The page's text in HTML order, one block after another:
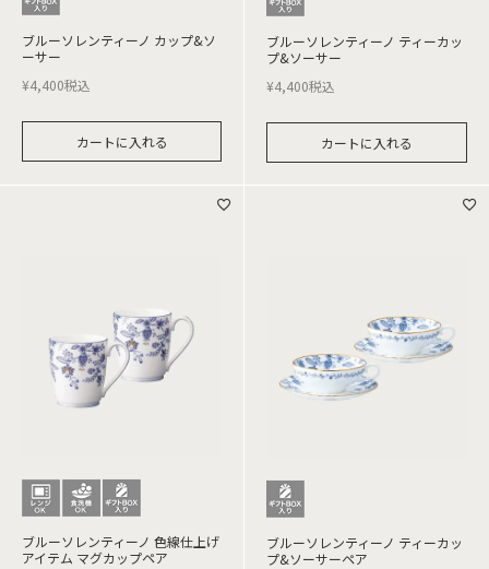
ブルーソレンティーノ カップ&ソ
ーサー
¥4,400税込
カートに入れる
ブルーソレンティーノ ティーカッ
プ&ソーサー
¥4,400税込
カートに入れる
ブルーソレンティーノ 色線仕上げ
アイテム マグカップペア
ブルーソレンティーノ ティーカッ
プ&ソーサーペア